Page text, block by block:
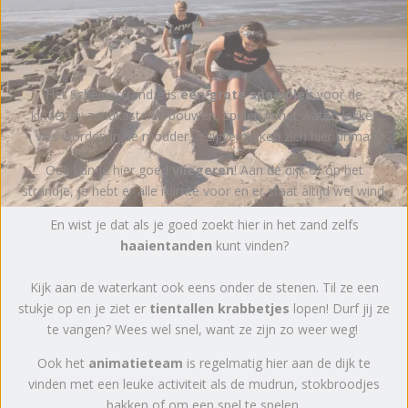
Het Scheldestrandje iséén grote speelplekvoor de
kinderen: zandkastelen bouwen, spelen in het water, lekker
vies worden in de modder..... zij vermaken zich hier prima.
Ook kun je hier goed
vliegeren! Aan de dijk of op het
strandje, je hebt er alle ruimte voor en er staat altijd wel wind.
En wist je dat als je goed zoekt hier in het zand zelfs
haaientanden kunt vinden?
Kijk aan de waterkant ook eens onder de stenen. Til ze een
stukje op en je ziet er tientallen krabbetjes lopen! Durf jij ze
te vangen? Wees wel snel, want ze zijn zo weer weg!
Ook het animatieteam is regelmatig hier aan de dijk te
vinden met een leuke activiteit als de mudrun, stokbroodjes